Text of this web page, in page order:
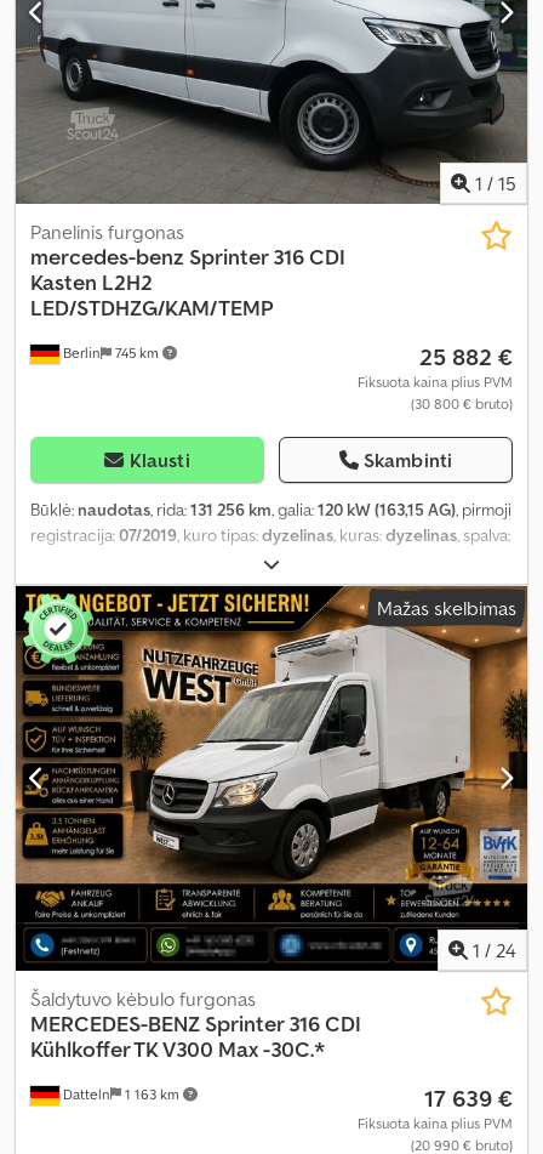
borto kompiuteris, centrinis užraktas, elektroninė stabilumo
programa (ESP), imobilaizerio sistema, navigacijos sistema, oro
kondicionavimas, oro pagalvė, papildomi žibintai, priekabos
jungtis, priešrūkiniai žibintai, statymo jutikliai, stumdomos durys,
sunkvežimio registracija, suodžių filtras, vairo stiprintuvas, visų
sezonų padangos
1 / 15
Berlin 745 km
Panelinis furgonas
mercedes-benz Sprinter 316 CDI
Kasten L2H2
LED/STDHZG/KAM/TEMP
25 882 €
Fiksuota kaina plius PVM
(30 800 € bruto)
Klausti Skambinti
Būklė: naudotas, rida:131 256 km, galia:120 kW (163,15 AG), pirmoji
registracija:07/2019, kuro tipas:dyzelinas, kuras:dyzelinas, spalva:
, pavaros tipas:
klasė:Euro 6, pakaba:kitas, sėdimų vietų skaičius:3, Įranga:ABS,
autonominis šildytuvas, borto kompiuteris, centrinis užraktas,
elektroninė stabilumo programa (ESP), imobilaizerio sistema,
kruizo kontrolė, navigacijos sistema, oro kondicionavimas, oro
pagalvė, stumdomos durys, suodžių filtras,
Mažas skelbimas
1 / 24
Datteln 1 163 km
Šaldytuvo kėbulo furgonas
MERCEDES-BENZ Sprinter 316 CDI
Kühlkoffer TK V300 Max -30C.*
17 639 €
Fiksuota kaina plius PVM
(20 990 € bruto)